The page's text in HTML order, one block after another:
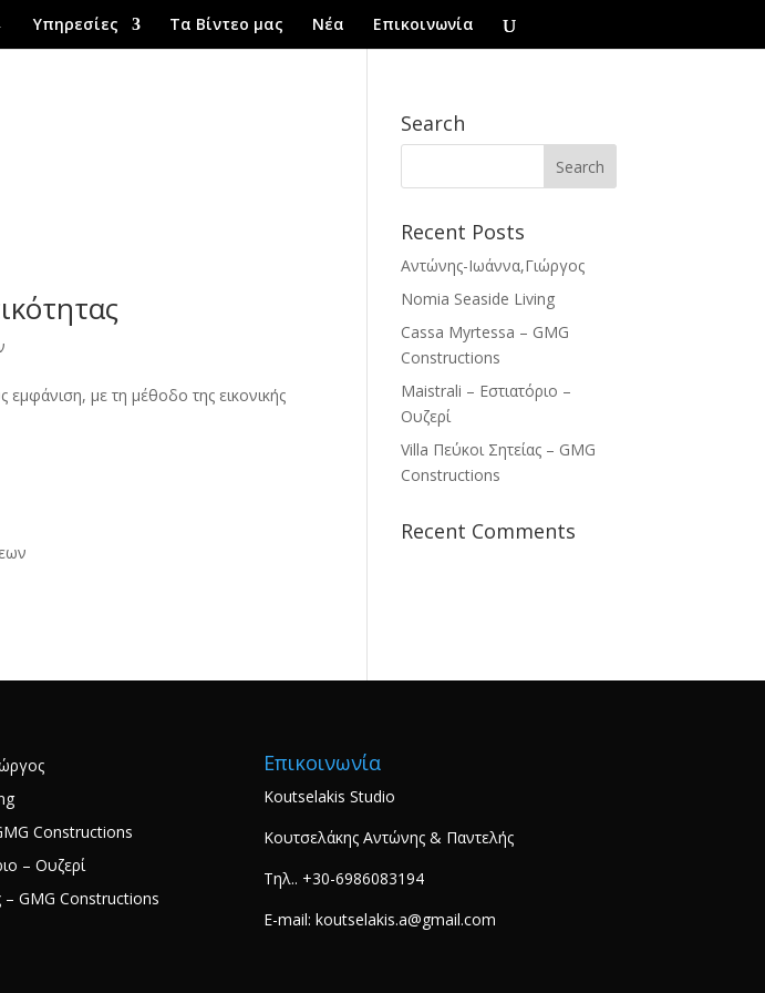
Υπηρεσίες Τα Βίντεο μας Νέα Επικοινωνία
με τη μέθοδο της εικονικής
Search
Recent Posts
Αντώνης-Ιωάννα,Γιώργος
Nomia Seaside Living
Cassa Myrtessa – GMG
Constructions
Maistrali – Εστιατόριο –
Ουζερί
Villa Πεύκοι Σητείας – GMG
Constructions
Recent Comments
Constructions
– Ουζερί
– GMG Constructions
Επικοινωνία
Koutselakis Studio
Κουτσελάκης Αντώνης & Παντελής
Τηλ.. +30-6986083194
E-mail: koutselakis.a@gmail.com